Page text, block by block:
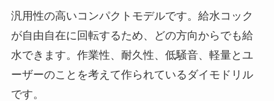
汎用性の高いコンパクトモデルです。給水コック
が自由自在に回転するため、どの方向からでも給
水できます。作業性、耐久性、低騒音、軽量とユ
ーザーのことを考えて作られているダイモドリル
です。